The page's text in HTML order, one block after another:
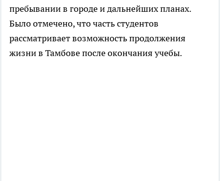
пребывании в городе и дальнейших планах.
Было отмечено, что часть студентов
рассматривает возможность продолжения
жизни в Тамбове после окончания учебы.